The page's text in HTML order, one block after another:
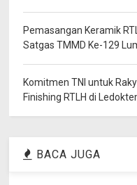
Pemasangan Keramik
Satgas TMMD Ke-129
Komitmen TNI untuk
Finishing RTLH di
BACA JUGA